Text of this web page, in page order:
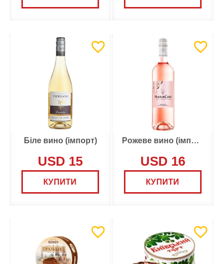
Біле вино (імпорт)
USD 15
КУПИТИ
Рожеве вино (імпорт)
USD 16
КУПИТИ